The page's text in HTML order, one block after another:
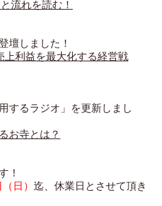
流れを読む！
壇しました！
上利益を最大化する経営戦
するラジオ」を更新しまし
お寺とは？
！
日） 迄、休業日とさせて頂き